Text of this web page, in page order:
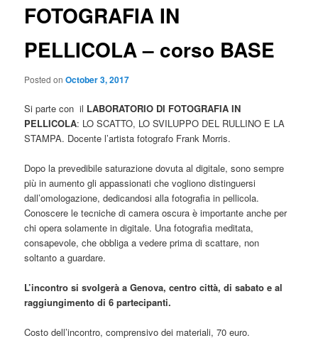
FOTOGRAFIA IN
PELLICOLA – corso BASE
Posted onOctober 3, 2017
Si parte con il LABORATORIO DI FOTOGRAFIA IN
PELLICOLA: LO SCATTO, LO SVILUPPO DEL RULLINO E LA
STAMPA. Docente l’artista fotografo Frank Morris.
Dopo la prevedibile saturazione dovuta al digitale, sono sempre
più in aumento gli appassionati che vogliono distinguersi
dall’omologazione, dedicandosi alla fotografia in pellicola.
Conoscere le tecniche di camera oscura è importante anche per
chi opera solamente in digitale. Una fotografia meditata,
consapevole, che obbliga a vedere prima di scattare, non
soltanto a guardare.
L’incontro si svolgerà a Genova, centro città, di sabato e al
raggiungimento di 6 partecipanti.
Costo dell’incontro, comprensivo dei materiali, 70 euro.